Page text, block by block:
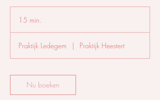
15 min.
i
n
Praktijk Ledegem | Praktijk Heestert
Nu boeken